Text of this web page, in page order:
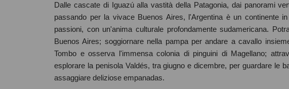
Dalle cascate di Iguazú alla vastità della Patagonia, dai panorami
passando per la vivace Buenos Aires, l'Argentina è un continente
passioni, con un'anima culturale profondamente sudamericana.
Buenos Aires; soggiornare nella pampa per andare a cavallo
Tombo e osserva l'immensa colonia di pinguini di Magellano;
esplorare la penisola Valdés, tra giugno e dicembre, per guardare le
assaggiare deliziose empanadas.